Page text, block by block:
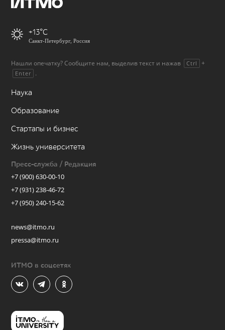
+13
Санкт-Петербург, Россия
Нашли опечатку? Сообщите нам, выделив текст и нажав Ctrl +
Enter .
Наука
Образование
Стартапы и бизнес
Жизнь университета
Пресс-служба / Редакция
+7 (900) 630-00-10
+7 (931) 238-46-72
+7 (950) 240-15-62
news@itmo.ru
pressa@itmo.ru
ИТМО в соцсетях